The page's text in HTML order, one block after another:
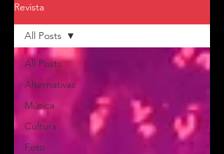
Revista
All Posts
Alternativas
Música
Cultura
Foto
All Posts